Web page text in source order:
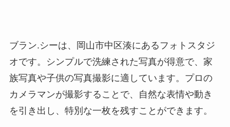
ブラン.シーは、岡山市中区湊にあるフォトスタジ
オです。シンプルで洗練された写真が得意で、家
族写真や子供の写真撮影に適しています。プロの
カメラマンが撮影することで、自然な表情や動き
を引き出し、特別な一枚を残すことができます。